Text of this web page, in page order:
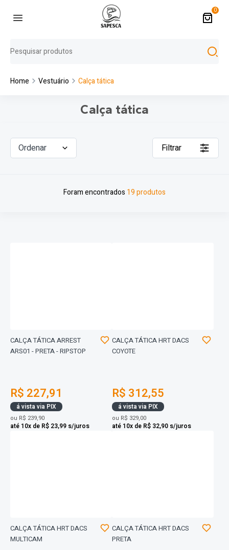
0
Home Vestuário Calça tática
Calça tática
Foram encontrados 19 produtos
Filtrar
Ordenar
CALÇA TÁTICA ARREST
ARS01 - PRETA - RIPSTOP
R$ 227,91
á vista via PIX
ou R$ 239,90
até 10x de R$ 23,99 s/juros
CALÇA TÁTICA HRT DACS
COYOTE
R$ 312,55
á vista via PIX
ou R$ 329,00
até 10x de R$ 32,90 s/juros
CALÇA TÁTICA HRT DACS
MULTICAM
CALÇA TÁTICA HRT DACS
PRETA